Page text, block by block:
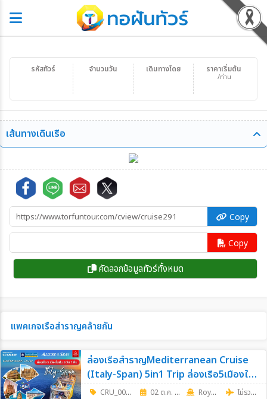
รหัสทัวร์ จำนวนวัน ราคาเริ่มต้น
/ท่าน
เดินทางโดย
เส้นทางเดินเรือ
Copy
Copy
คัดลอกข้อมูลทัวร์ทั้งหมด
แพคเกจเรือสำราญคล้ายกัน
ล่องเรือสำราญMediterranean Cruise
(Italy-Span) 5in1 Trip ล่องเรือ5เมืองใน
ฝัน 8วัน7คืน
CRU_0068 8วัน 7คืน
02 ต.ค. 69 - 09 ต.ค. 69 RoyalCaribbean ไม่รวมตั๋วเครื่องบิน